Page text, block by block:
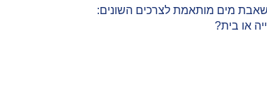
מים מותאמת לצרכים השונים:
או בית?